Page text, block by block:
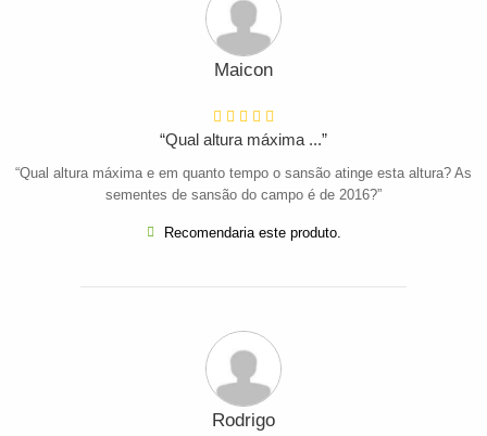
Maicon
“Qual altura máxima ...”
“Qual altura máxima e em quanto tempo o sansão atinge esta altura? As
sementes de sansão do campo é de 2016?”
Recomendaria este produto.
Rodrigo